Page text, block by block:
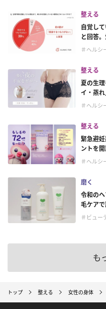
整える
自覚し
と回答
＃ヘルシ
整える
夏の生
イ・蒸
＃ヘルシ
整える
緊急避
ントを
＃ヘルシ
磨く
令和の
毛ケア
＃ビュー
も
トップ 整える 女性の身体